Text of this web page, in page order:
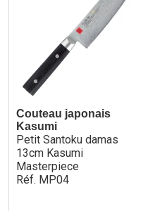
Couteau japonais
Kasumi
Petit Santoku damas
13cm Kasumi
Masterpiece
Réf. MP04